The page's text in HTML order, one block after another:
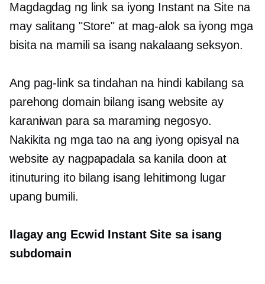
Magdagdag ng link sa iyong Instant na Site na
may salitang "Store" at mag-alok sa iyong mga
bisita na mamili sa isang nakalaang seksyon.
Ang pag-link sa tindahan na hindi kabilang sa
parehong domain bilang isang website ay
karaniwan para sa maraming negosyo.
Nakikita ng mga tao na ang iyong opisyal na
website ay nagpapadala sa kanila doon at
itinuturing ito bilang isang lehitimong lugar
upang bumili.
Ilagay ang Ecwid Instant Site sa isang
subdomain